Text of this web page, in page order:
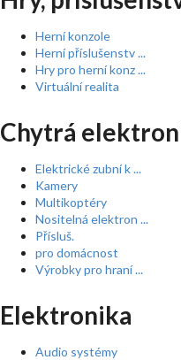
Herní konzole
Herní příslušenstv ...
Hry pro herní konz ...
Virtuální realita
Chytrá
Elektrické zubní k ...
Kamery
Multikoptéry
Nositelná elektron ...
Přísluš.
pro domácnost
Výrobky pro hraní ...
Elektronika
Audio systémy